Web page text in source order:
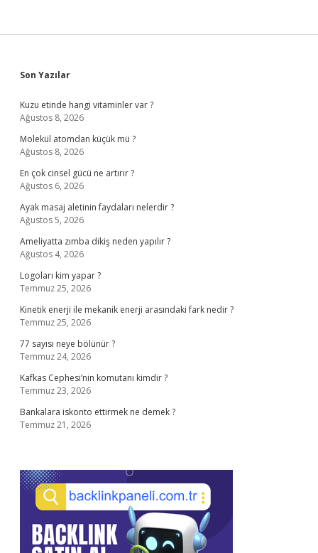
Sidebar
Son Yazılar
Kuzu etinde hangi vitaminler var ?
Ağustos 8, 2026
Molekül atomdan küçük mü ?
Ağustos 8, 2026
En çok cinsel gücü ne artırır ?
Ağustos 6, 2026
Ayak masaj aletinin faydaları nelerdir ?
Ağustos 5, 2026
Ameliyatta zımba dikiş neden yapılır ?
Ağustos 4, 2026
Logoları kim yapar ?
Temmuz 25, 2026
Kinetik enerji ile mekanik enerji arasındaki fark nedir ?
Temmuz 25, 2026
77 sayısı neye bölünür ?
Temmuz 24, 2026
Kafkas Cephesi’nin komutanı kimdir ?
Temmuz 23, 2026
Bankalara iskonto ettirmek ne demek ?
Temmuz 21, 2026